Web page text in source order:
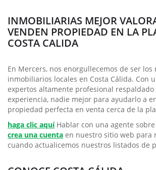
INMOBILIARIAS MEJOR
VENDEN PROPIEDAD EN LA
COSTA CALIDA
En Mercers, nos enorgullecemos de ser los
inmobiliarios locales en Costa Cálida. Con
expertos altamente profesional respaldado
experiencia, nadie mejor para ayudarlo a
propiedad perfecta en venta cerca de la
haga clic aquíHablar con una agente sobre
crea una cuenta en nuestro sitio web para
cuando actualicemos nuestros listados de